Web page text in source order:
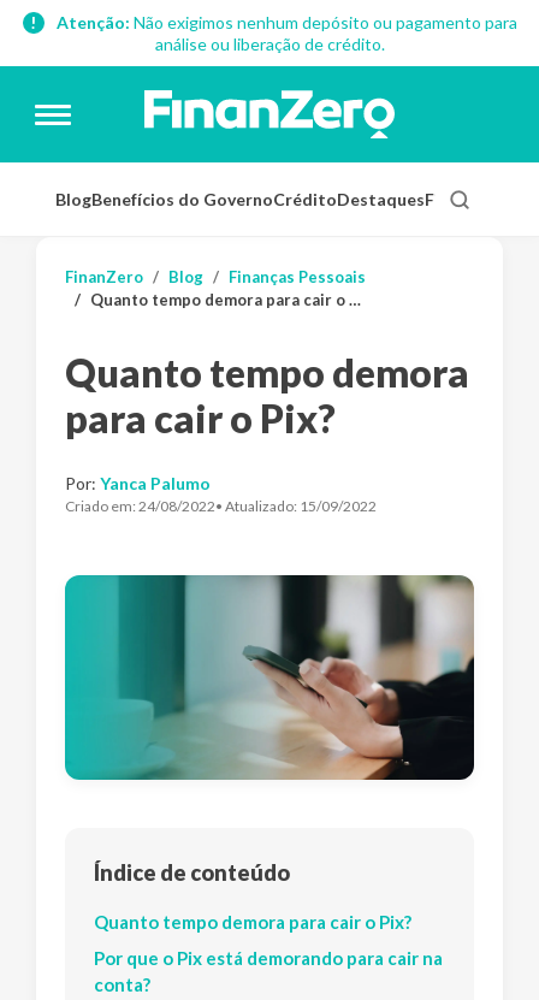
Atenção: Não exigimos nenhum depósito ou pagamento para
análise ou liberação de crédito.
BlogBenefícios do GovernoCréditoDestaquesFinanças
FinanZero Blog
Finanças Pessoais
Quanto tempo demora para cair o Pix?
Quanto tempo demora
para cair o Pix?
Por: Yanca Palumo
Criado em: 24/08/2022• Atualizado: 15/09/2022
Índice de conteúdo
Quanto tempo demora para cair o Pix?
Por que o Pix está demorando para cair na
conta?